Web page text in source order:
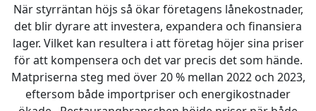
När styrräntan höjs så ökar företagens lånekostnader,
det blir dyrare att investera, expandera och finansiera
lager. Vilket kan resultera i att företag höjer sina priser
för att kompensera och det var precis det som hände.
Matpriserna steg med över 20 % mellan 2022 och 2023,
eftersom både importpriser och energikostnader